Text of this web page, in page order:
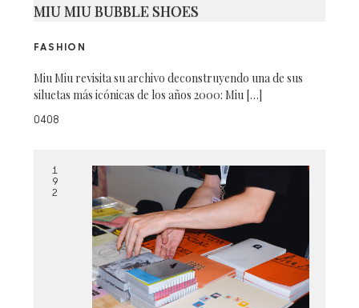
MIU MIU BUBBLE SHOES
FASHION
Miu Miu revisita su archivo deconstruyendo una de sus
siluetas más icónicas de los años 2000: Miu […]
0408
1
9
2